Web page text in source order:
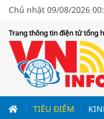
Chủ nhật 09/08/2026
Trang thông tin điện tử tổng
TIÊU ĐIỂM